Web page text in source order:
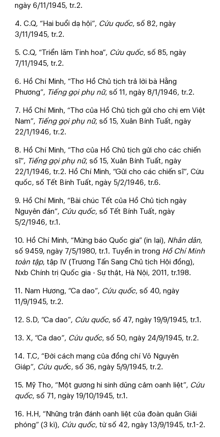
ngày 6/11/1945, tr.2.
4. C.Q, “Hai buổi dạ hội”, Cứu quốc, số 82, ngày
3/11/1945, tr.2.
5. C.Q, “Triển lãm Tinh hoa”, Cứu quốc, số 85, ngày
7/11/1945, tr.2.
6. Hồ Chí Minh, “Thơ Hồ Chủ tịch trả lời bà Hằng
Phương”, Tiếng gọi phụ nữ, số 11, ngày 8/1/1946, tr.2.
7. Hồ Chí Minh, “Thơ của Hồ Chủ tịch gửi cho chị em Việt
Nam”, Tiếng gọi phụ nữ, số 15, Xuân Bính Tuất, ngày
22/1/1946, tr.2.
8. Hồ Chí Minh, “Thơ của Hồ Chủ tịch gửi cho các chiến
sĩ”, Tiếng gọi phụ nữ, số 15, Xuân Bính Tuất, ngày
22/1/1946, tr.2. Hồ Chí Minh, “Gửi cho các chiến sĩ”, Cứu
quốc, số Tết Bính Tuất, ngày 5/2/1946, tr.6.
9. Hồ Chí Minh, “Bài chúc Tết của Hồ Chủ tịch ngày
Nguyên đán”, Cứu quốc, số Tết Bính Tuất, ngày
5/2/1946, tr.1.
10. Hồ Chí Minh, “Mừng báo Quốc gia” (in lại), Nhân dân,
số 9459, ngày 7/5/1980, tr.1. Tuyển in trong Hồ Chí Minh
toàn tập, tập IV (Trương Tấn Sang Chủ tịch Hội đồng),
Nxb Chính trị Quốc gia - Sự thật, Hà Nội, 2011, tr.198.
11. Nam Hương, “Ca dao”, Cứu quốc, số 40, ngày
11/9/1945, tr.2.
12. S.D, “Ca dao”, Cứu quốc, số 47, ngày 19/9/1945, tr.1.
13. X, “Ca dao”, Cứu quốc, số 50, ngày 24/9/1945, tr.2.
14. T.C, “Đời cách mạng của đồng chí Võ Nguyên
Giáp”, Cứu quốc, số 36, ngày 5/9/1945, tr.2.
15. Mỹ Tho, “Một gương hi sinh dũng cảm oanh liệt”, Cứu
quốc, số 71, ngày 19/10/1945, tr.1.
16. H.H, “Những trận đánh oanh liệt của đoàn quân Giải
phóng” (3 kì), Cứu quốc, từ số 42, ngày 13/9/1945, tr.1-2.